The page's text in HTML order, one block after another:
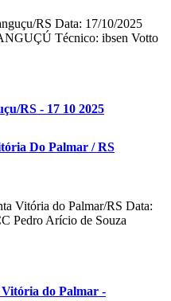
RS Data: 17/10/2025
Técnico: ibsen Votto
RS - 17 10 2025
Do Palmar / RS
Vitória do Palmar/RS Data:
Pedro Arício de Souza
do Palmar -